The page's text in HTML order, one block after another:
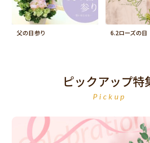
父の日参り 6.2ローズの日
ピックアップ特
Pickup